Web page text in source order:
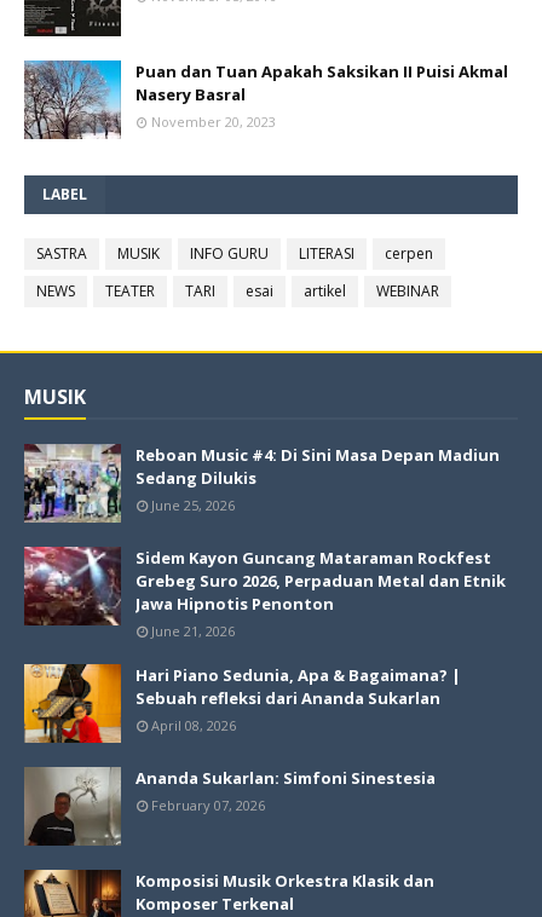
Puan dan Tuan Apakah Saksikan II Puisi Akmal
Nasery Basral
November 20, 2023
LABEL
SASTRA MUSIK INFO GURU LITERASI
cerpen
NEWS
TEATER TARI esai artikel WEBINAR
MUSIK
Reboan Music #4: Di Sini Masa Depan Madiun
Sedang Dilukis
June 25, 2026
Sidem Kayon Guncang Mataraman Rockfest
Grebeg Suro 2026, Perpaduan Metal dan Etnik
Jawa Hipnotis Penonton
June 21, 2026
Hari Piano Sedunia, Apa & Bagaimana? |
Sebuah refleksi dari Ananda Sukarlan
April 08, 2026
Ananda Sukarlan: Simfoni Sinestesia
February 07, 2026
Komposisi Musik Orkestra Klasik dan
Komposer Terkenal